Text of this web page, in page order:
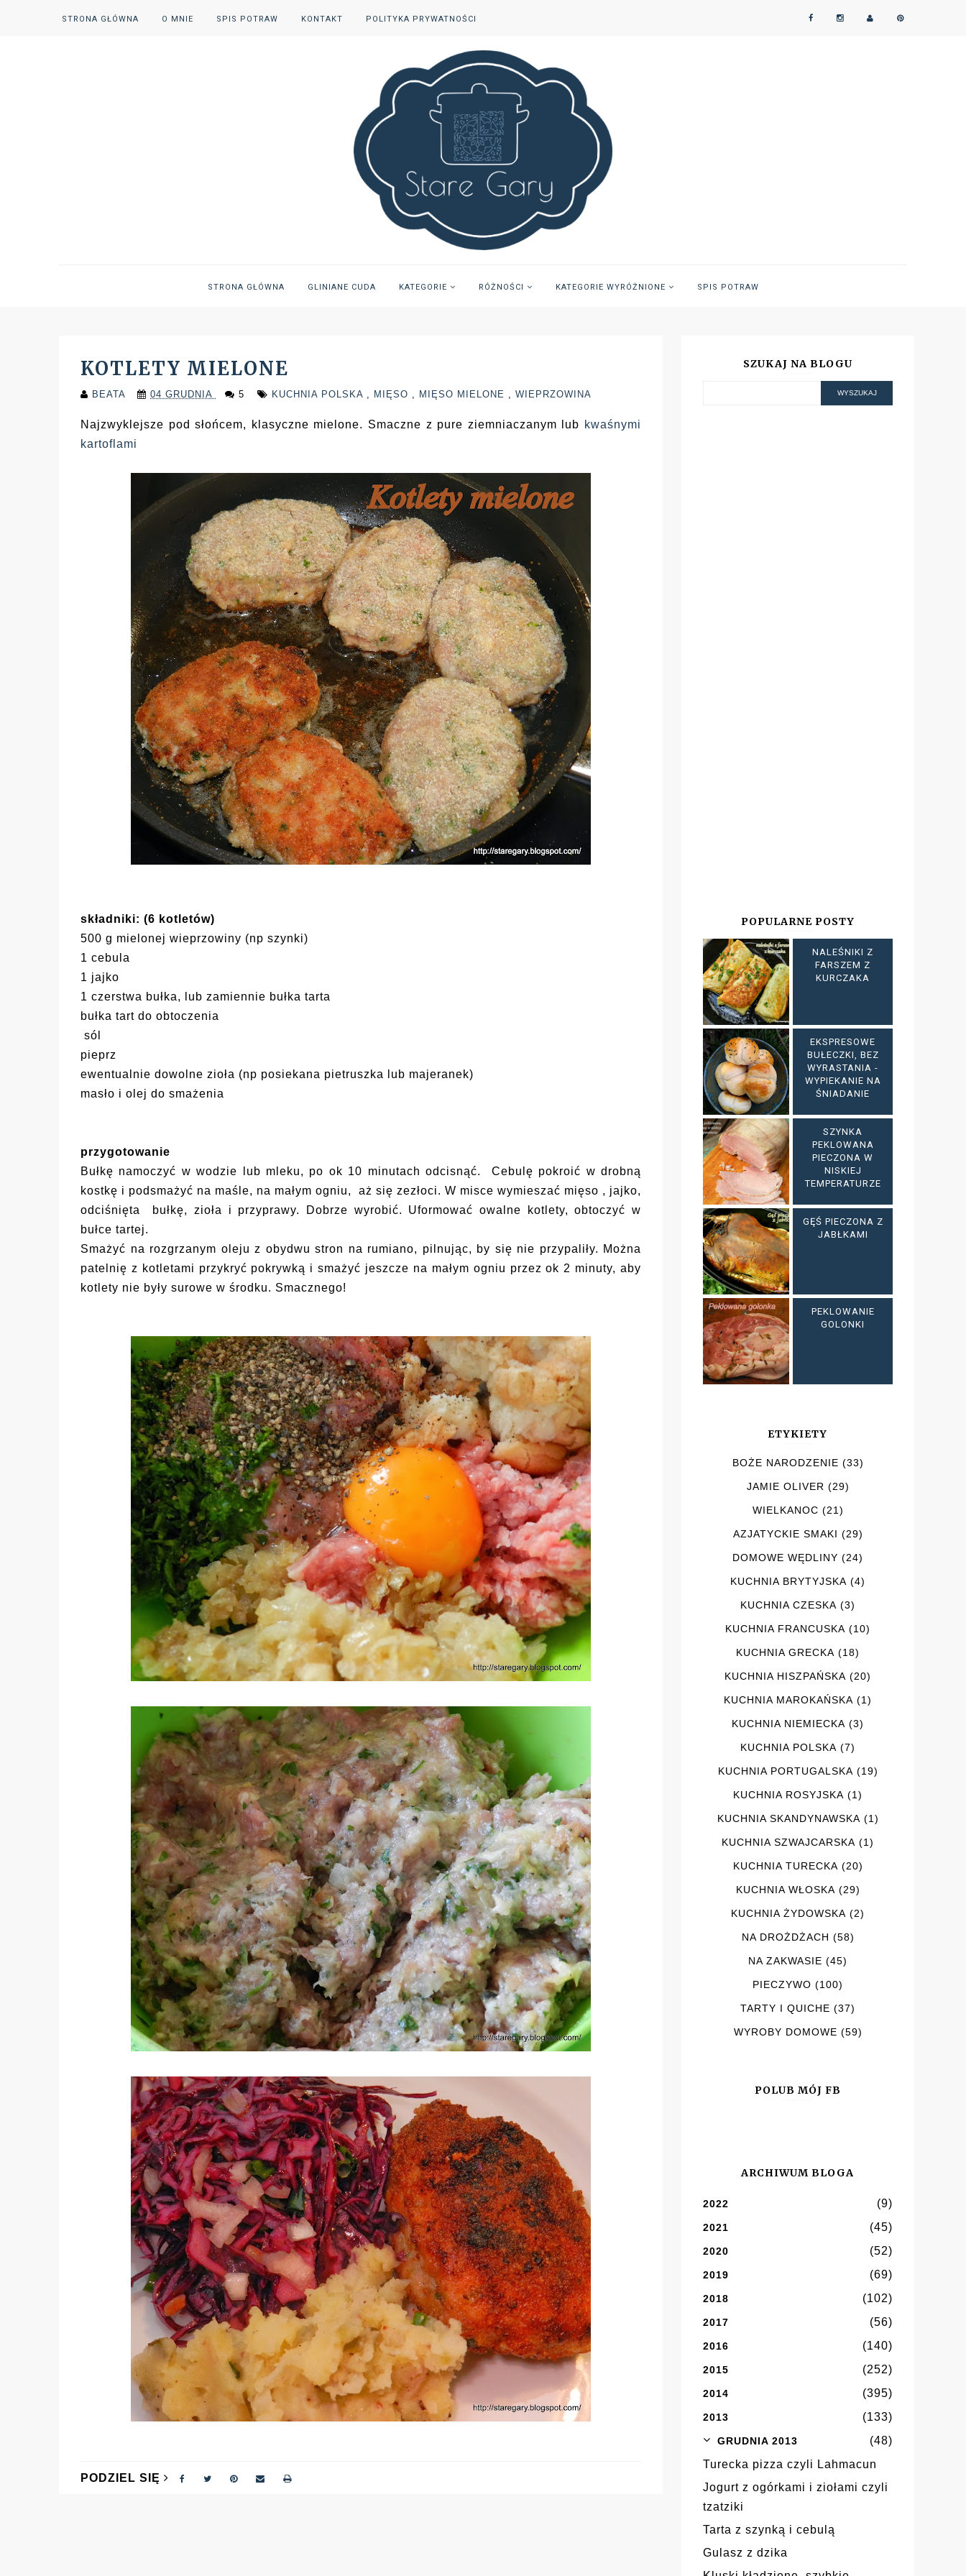
STRONA GŁÓWNA O MNIE SPIS POTRAW KONTAKT POLITYKA PRYWATNOŚCI
STRONA GŁÓWNA GLINIANE CUDA KATEGORIE RÓŻNOŚCI KATEGORIE WYRÓŻNIONE SPIS POTRAW
KOTLETY MIELONE
BEATA 04 GRUDNIA 5 KUCHNIA POLSKA MIĘSO MIĘSO MIELONE WIEPRZOWINA
Najzwyklejsze pod słońcem, klasyczne mielone. Smaczne z pure ziemniaczanym lub kwaśnymi
kartoflami
składniki: (6 kotletów)
500 g mielonej wieprzowiny (np szynki)
1 cebula
1 jajko
1 czerstwa bułka, lub zamiennie bułka tarta
bułka tart do obtoczenia
sól
pieprz
ewentualnie dowolne zioła (np posiekana pietruszka lub majeranek)
masło i olej do smażenia
przygotowanie
Bułkę namoczyć w wodzie lub mleku, po ok 10 minutach odcisnąć. Cebulę pokroić w drobną
kostkę i podsmażyć na maśle, na małym ogniu, aż się zezłoci. W misce wymieszać mięso , jajko,
odciśnięta bułkę, zioła i przyprawy. Dobrze wyrobić. Uformować owalne kotlety, obtoczyć w
bułce tartej.
Smażyć na rozgrzanym oleju z obydwu stron na rumiano, pilnując, by się nie przypaliły. Można
patelnię z kotletami przykryć pokrywką i smażyć jeszcze na małym ogniu przez ok 2 minuty, aby
kotlety nie były surowe w środku. Smacznego!
PODZIEL SIĘ
SZUKAJ NA BLOGU
POPULARNE POSTY
NALEŚNIKI Z
FARSZEM Z
KURCZAKA
EKSPRESOWE
BUŁECZKI, BEZ
WYRASTANIA -
WYPIEKANIE NA
ŚNIADANIE
SZYNKA
PEKLOWANA
PIECZONA W
NISKIEJ
TEMPERATURZE
GĘŚ PIECZONA Z
JABŁKAMI
PEKLOWANIE
GOLONKI
ETYKIETY
BOŻE NARODZENIE (33)
JAMIE OLIVER (29)
WIELKANOC (21)
AZJATYCKIE SMAKI (29)
DOMOWE WĘDLINY (24)
KUCHNIA BRYTYJSKA (4)
KUCHNIA CZESKA (3)
KUCHNIA FRANCUSKA (10)
KUCHNIA GRECKA (18)
KUCHNIA HISZPAŃSKA (20)
KUCHNIA MAROKAŃSKA (1)
KUCHNIA NIEMIECKA (3)
KUCHNIA POLSKA (7)
KUCHNIA PORTUGALSKA (19)
KUCHNIA ROSYJSKA (1)
KUCHNIA SKANDYNAWSKA (1)
KUCHNIA SZWAJCARSKA (1)
KUCHNIA TURECKA (20)
KUCHNIA WŁOSKA (29)
KUCHNIA ŻYDOWSKA (2)
NA DROŻDŻACH (58)
NA ZAKWASIE (45)
PIECZYWO (100)
TARTY I QUICHE (37)
WYROBY DOMOWE (59)
POLUB MÓJ FB
ARCHIWUM BLOGA
2022 (9)
2021 (45)
2020 (52)
2019 (69)
2018 (102)
2017 (56)
2016 (140)
2015 (252)
2014 (395)
2013 (133)
GRUDNIA 2013
(48)
Turecka pizza czyli Lahmacun
Jogurt z ogórkami i ziołami czyli
tzatziki
Tarta z szynką i cebulą
Gulasz z dzika